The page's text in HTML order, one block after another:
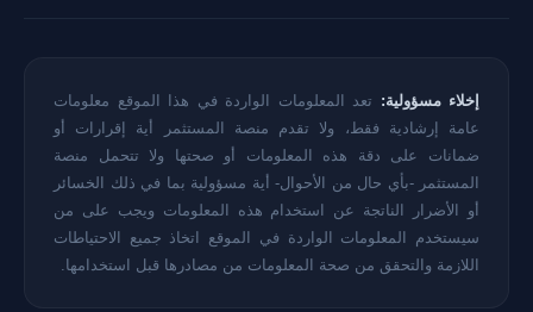
إخلاء مسؤولية: تعد المعلومات الواردة في هذا الموقع معلومات
عامة إرشادية فقط، ولا تقدم منصة المستثمر أية إقرارات أو
ضمانات على دقة هذه المعلومات أو صحتها ولا تتحمل منصة
المستثمر -بأي حال من الأحوال- أية مسؤولية بما في ذلك الخسائر
أو الأضرار الناتجة عن استخدام هذه المعلومات ويجب على من
سيستخدم المعلومات الواردة في الموقع اتخاذ جميع الاحتياطات
اللازمة والتحقق من صحة المعلومات من مصادرها قبل استخدامها.